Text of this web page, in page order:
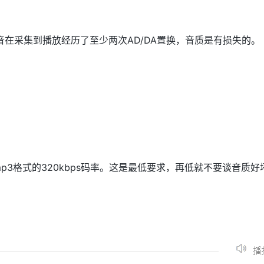
采集到播放经历了至少两次AD/DA置换，音质是有损失的。
格式的320kbps码率。这是最低要求，再低就不要谈音质好